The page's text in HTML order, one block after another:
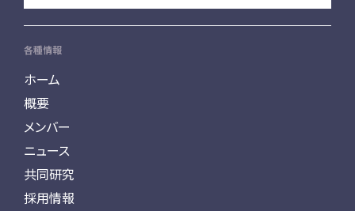
各種情報
ホーム
概要
メンバー
ニュース
共同研究
採用情報